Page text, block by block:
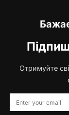
Отримуйте